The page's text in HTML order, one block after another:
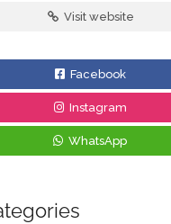
Visit website
Facebook
Instagram
WhatsApp